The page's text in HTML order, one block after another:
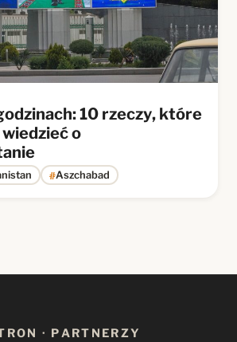
10 rzeczy, które
o
#Aszchabad
· PARTNERZY